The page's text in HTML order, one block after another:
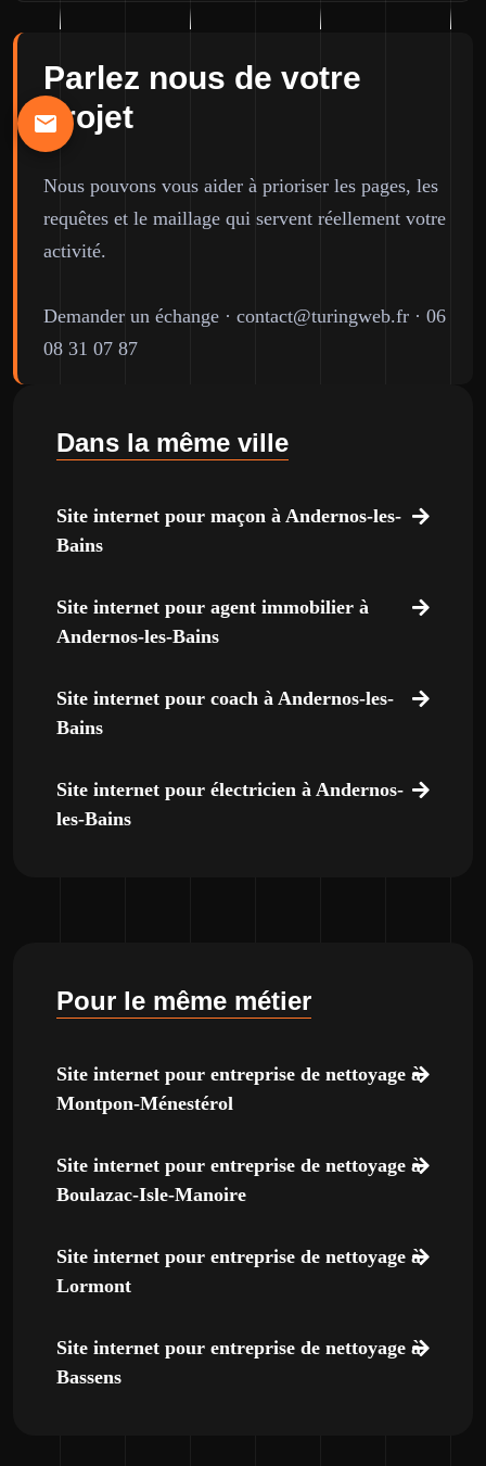
Parlez nous de votre
projet
Nous pouvons vous aider à prioriser les pages, les
requêtes et le maillage qui servent réellement votre
activité.
Demander un échange · contact@turingweb.fr · 06
08 31 07 87
Dans la même ville
Site internet pour maçon à Andernos-les-
Bains
Site internet pour agent immobilier à
Andernos-les-Bains
Site internet pour coach à Andernos-les-
Bains
Site internet pour électricien à Andernos-
les-Bains
Pour le même métier
Site internet pour entreprise de nettoyage à
Montpon-Ménestérol
Site internet pour entreprise de nettoyage à
Boulazac-Isle-Manoire
Site internet pour entreprise de nettoyage à
Lormont
Site internet pour entreprise de nettoyage à
Bassens